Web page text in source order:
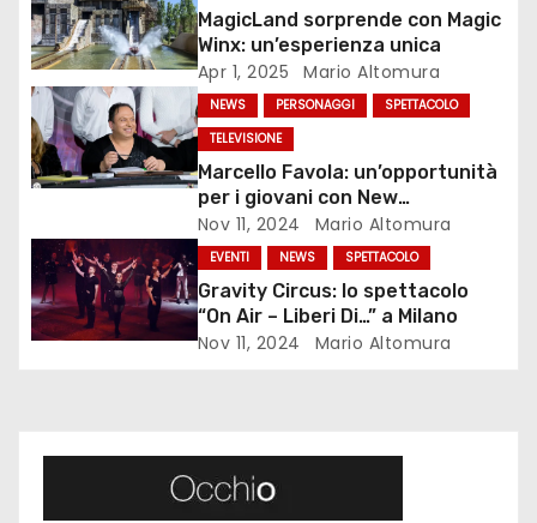
a
z
i
o
e
a
MagicLand sorprende con Magic
Winx: un’esperienza unica
Apr 1, 2025 Mario Altomura
NEWS PERSONAGGI
SPETTACOLO
TELEVISIONE
Marcello Favola: un’opportunità
per i giovani con New
Generations
Nov 11, 2024 Mario Altomura
EVENTI NEWS SPETTACOLO
Gravity Circus: lo spettacolo
“On Air – Liberi Di…” a Milano
Nov 11, 2024 Mario Altomura